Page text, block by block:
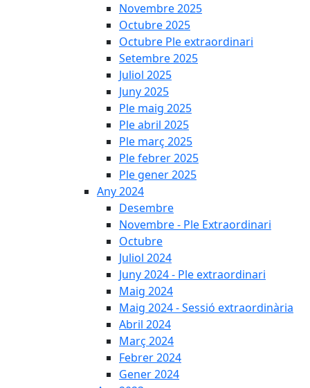
Novembre 2025
Octubre 2025
Octubre Ple extraordinari
Setembre 2025
Juliol 2025
Juny 2025
Ple maig 2025
Ple abril 2025
Ple març 2025
Ple febrer 2025
Ple gener 2025
Any 2024
Desembre
Novembre - Ple Extraordinari
Octubre
Juliol 2024
Juny 2024 - Ple extraordinari
Maig 2024
Maig 2024 - Sessió extraordinària
Abril 2024
Març 2024
Febrer 2024
Gener 2024